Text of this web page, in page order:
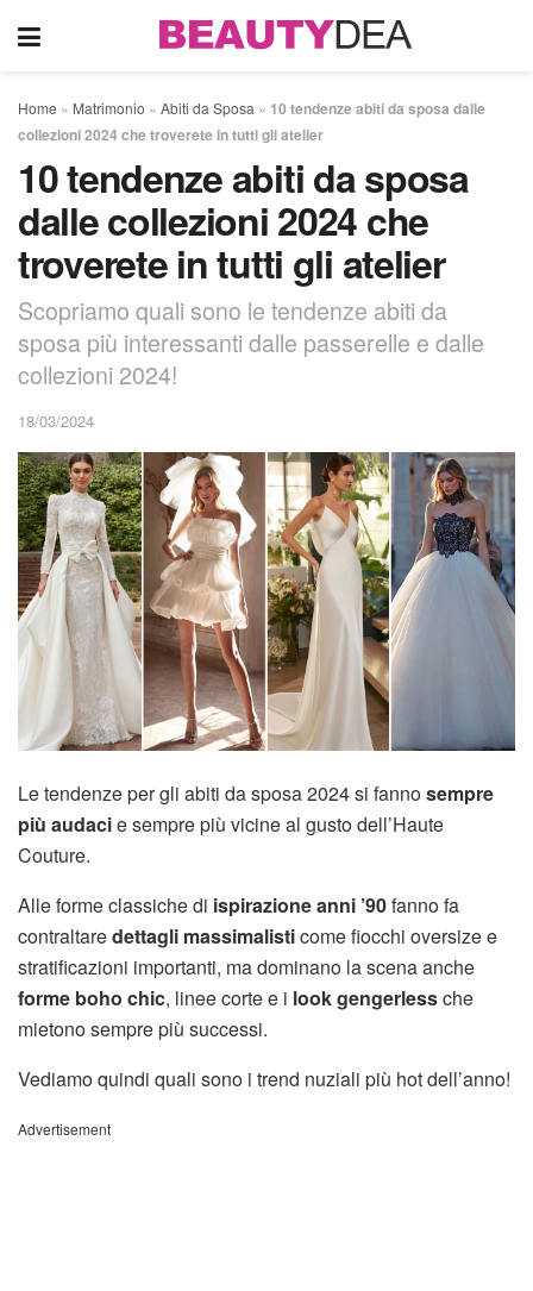
Home » Matrimonio » Abiti da Sposa » 10 tendenze abiti da sposa dalle
collezioni 2024 che troverete in tutti gli atelier
10 tendenze abiti da sposa
dalle collezioni 2024 che
troverete in tutti gli atelier
Scopriamo quali sono le tendenze abiti da
sposa più interessanti dalle passerelle e dalle
collezioni 2024!
18/03/2024
Le tendenze per gli abiti da sposa 2024 si fannosempre
più audacie sempre più vicine al gusto dell’Haute
Couture.
Alle forme classiche di ispirazione anni ’90fanno fa
contraltaredettagli massimalisticome fiocchi oversize e
stratificazioni importanti, ma dominano la scena anche
forme boho chic, linee corte e i look gengerlessche
mietono sempre più successi.
Vediamo quindi quali sono i trend nuziali più hot dell’anno!
Advertisement